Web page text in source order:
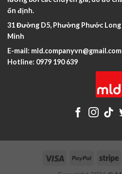
ổn định.
31 Đường D5, Phường Phước Long
Minh
E-mail: mld.companyvn@gmail.com
Hotline: 0979 190 639